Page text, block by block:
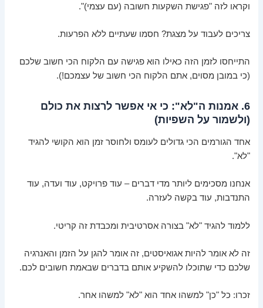
וקראו לזה "פגישת השקעות חשובה (עם עצמי)".
צריכים לעבוד על מצגת? חסמו שעתיים ללא הפרעות.
התייחסו לזמן הזה כאילו הוא פגישה עם הלקוח הכי חשוב שלכם
(כי במובן מסוים, אתם הלקוח הכי חשוב של עצמכם!).
6. אמנות ה"לא": כי אי אפשר לרצות את כולם
(ולשמור על השפיות)
אחד הגורמים הכי גדולים לעומס ולחוסר זמן הוא הקושי להגיד
"לא".
אנחנו מסכימים ליותר מדי דברים – עוד פרויקט, עוד ועדה, עוד
התנדבות, עוד בקשה לעזרה.
ללמוד להגיד "לא" בצורה אסרטיבית ומכבדת זה קריטי.
זה לא אומר להיות אגואיסטים, זה אומר להגן על הזמן והאנרגיה
שלכם כדי שתוכלו להשקיע אותם בדברים שבאמת חשובים לכם.
זכרו: כל "כן" למשהו אחד הוא "לא" למשהו אחר.